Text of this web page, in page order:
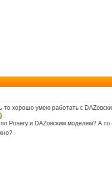
хорошо умею работать с
.
Poserу и DAZовским моделям? А